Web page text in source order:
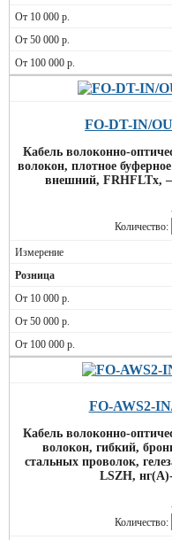
FO-DT-IN/
Кабель волоконно-
волокон, плотное
внешний, FRHFLTx,
Количество:
FO-AWS2-
Кабель волоконно-
волокон, гибкий,
стальных проволок,
LSZH,
Количество: